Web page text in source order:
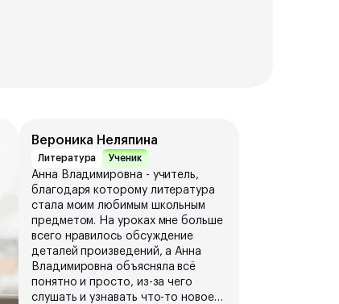
Вероника Неляпина
Литература Ученик
Анна Владимировна - учитель,
благодаря которому литература
стала моим любимым школьным
предметом. На уроках мне больше
всего нравилось обсуждение
деталей произведений, а Анна
Владимировна объясняла всë
понятно и просто, из-за чего
слушать и узнавать что-то новое